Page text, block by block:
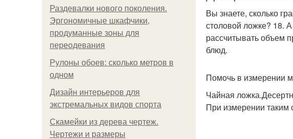
Раздевалки нового поколения.
Эргономичные шкафчики,
продуманные зоны для
переодевания
Рулоны обоев: сколько метров в
одном
Дизайн интерьеров для
экстремальных видов спорта
Скамейки из дерева чертеж.
Чертежи и размеры
Вы знаете, сколько
столовой ложке? 18.
рассчитывать объем
блюд.
Помочь в измерении
Чайная
При измерении таким